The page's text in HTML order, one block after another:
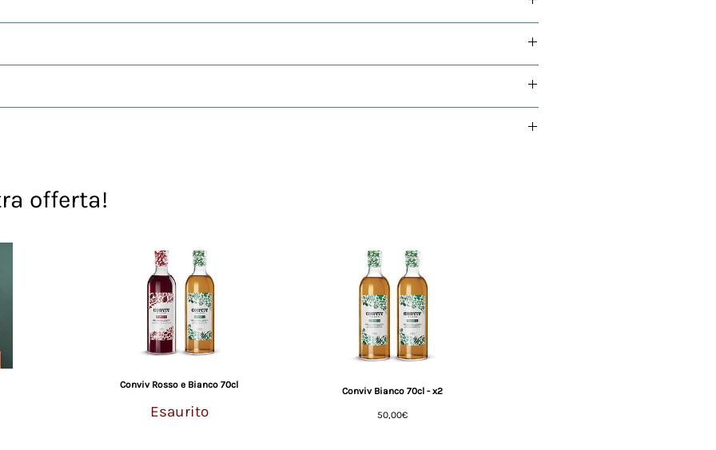
tra il
degli
Senza glutine e lattosio.
offerta!
Conviv Rosso e Bianco 70cl
Esaurito
Conviv Bianco 70cl - x2
50,00€Prezzo